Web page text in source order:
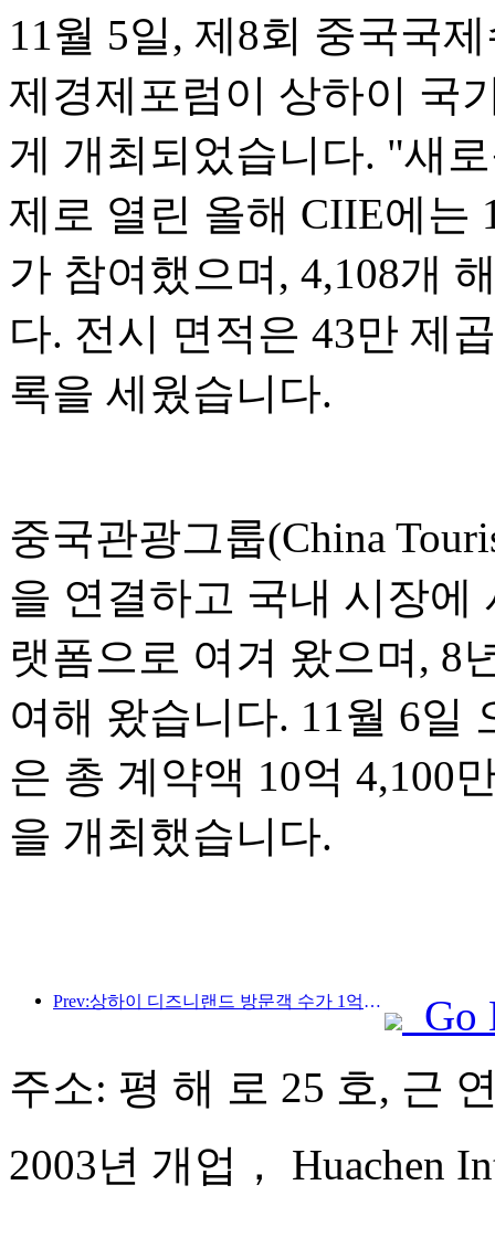
11월 5일, 제8회 중국국
제경제포럼이 상하이 국
게 개최되었습니다. "새
제로 열린 올해 CIIE에는
가 참여했으며, 4,108개
다. 전시 면적은 43만 제
록을 세웠습니다.
중국관광그룹(China
을 연결하고 국내 시장에
랫폼으로 여겨 왔으며, 8
여해 왔습니다. 11월 6일
은 총 계약액 10억 4,100
을 개최했습니다.
Prev:상하이 디즈니랜드 방문객 수가 1억 명을 돌파하면서, 4번째 테마호텔이 확장됩니다.
Go
주소: 평 해 로 25 호, 근
2003년 개업， Huachen